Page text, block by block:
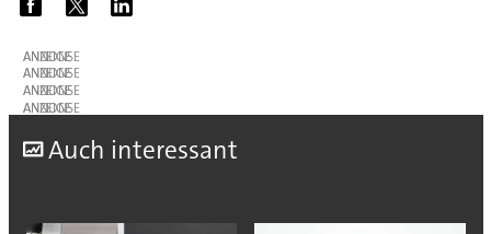
ANZEIGE
ANZEIGE
ANZEIGE
ANZEIGE
Auch interessant